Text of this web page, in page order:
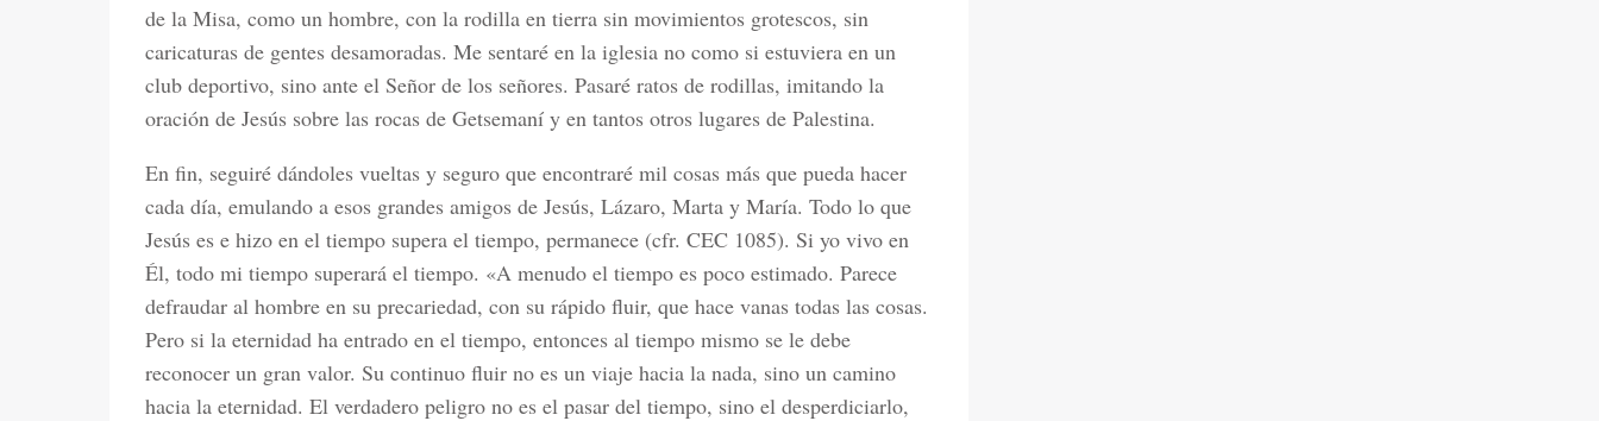
de la Misa, como un hombre, con la rodilla en tierra sin movimientos grotescos, sin
caricaturas de gentes desamoradas. Me sentaré en la iglesia no como si estuviera en un
club deportivo, sino ante el Señor de los señores. Pasaré ratos de rodillas, imitando la
oración de Jesús sobre las rocas de Getsemaní y en tantos otros lugares de Palestina.
En fin, seguiré dándoles vueltas y seguro que encontraré mil cosas más que pueda hacer
cada día, emulando a esos grandes amigos de Jesús, Lázaro, Marta y María. Todo lo que
Jesús es e hizo en el tiempo supera el tiempo, permanece (cfr. CEC 1085). Si yo vivo en
Él, todo mi tiempo superará el tiempo. «A menudo el tiempo es poco estimado. Parece
defraudar al hombre en su precariedad, con su rápido fluir, que hace vanas todas las cosas.
Pero si la eternidad ha entrado en el tiempo, entonces al tiempo mismo se le debe
reconocer un gran valor. Su continuo fluir no es un viaje hacia la nada, sino un camino
hacia la eternidad. El verdadero peligro no es el pasar del tiempo, sino el desperdiciarlo,